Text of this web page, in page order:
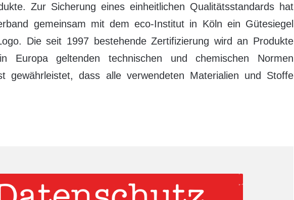
Zur Sicherung eines einheitlichen Qualitätsstandards hat
gemeinsam mit dem eco-Institut in Köln ein Gütesiegel
Die seit 1997 bestehende Zertifizierung wird an Produkte
Europa geltenden technischen und chemischen Normen
gewährleistet, dass alle verwendeten Materialien und Stoffe